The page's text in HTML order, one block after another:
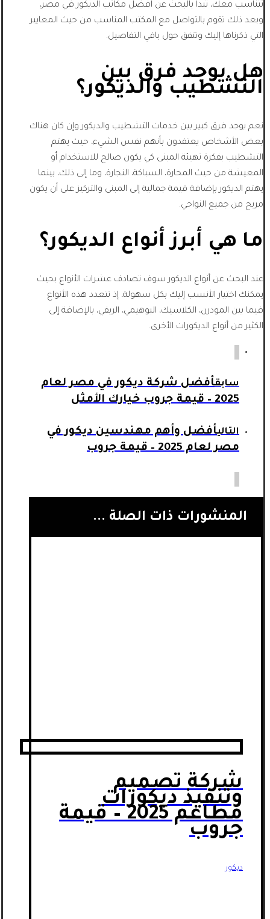
تتناسب معك، تبدأ بالبحث عن افضل مكاتب الديكور في مصر،
وبعد ذلك تقوم بالتواصل مع المكتب المناسب من حيث المعايير
التي ذكرناها إليك وتتفق حول باقي التفاصيل.
هل يوجد فرق بين
التشطيب والديكور؟
نعم يوجد فرق كبير بين خدمات التشطيب والديكور وإن كان هناك
بعض الأشخاص يعتقدون بأنهم نفس الشيء، حيث يهتم
التشطيب بفكرة تهيئة المبنى كي يكون صالح للاستخدام أو
المعيشة من حيث المحارة، السباكة، النجارة، وما إلى ذلك، بينما
يهتم الديكور بإضافة قيمة جمالية إلى المبنى والتركيز على أن يكون
مريح من جميع النواحي.
ما هي أبرز أنواع الديكور؟
عند البحث عن أنواع الديكور سوف تصادف عشرات الأنواع بحيث
يمكنك اختيار الأنسب إليك بكل سهولة، إذ تتعدد هذه الأنواع
فيما بين المودرن، الكلاسيك، البوهيمي، الريفي، بالإضافة إلى
الكثير من أنواع الديكورات الأخرى.
سابقأفضل شركة ديكور في مصر لعام
2025 – قيمة جروب خيارك الأمثل
التاليأفضل وأهم مهندسين ديكور في
مصر لعام 2025 – قيمة جروب
المنشورات ذات الصلة ...
شركة تصميم
وتنفيذ ديكورات
مطاعم 2025 – قيمة
جروب
ديكور